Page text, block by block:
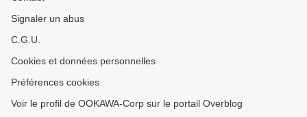
Signaler un abus
C.G.U.
Cookies et données personnelles
Préférences cookies
Voir le profil de OOKAWA-Corp sur le portail Overblog